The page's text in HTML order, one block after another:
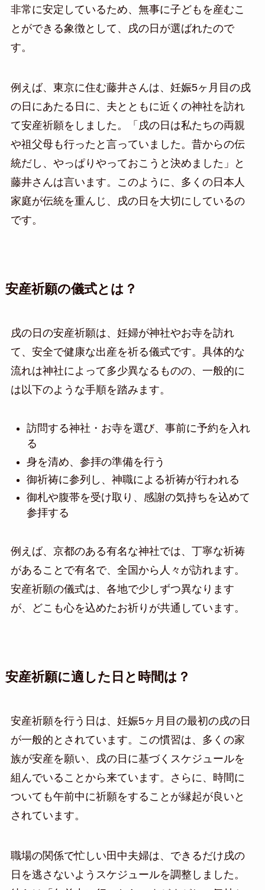
非常に安定しているため、無事に子どもを産むこ
とができる象徴として、戌の日が選ばれたので
す。
例えば、東京に住む藤井さんは、妊娠5ヶ月目の戌
の日にあたる日に、夫とともに近くの神社を訪れ
て安産祈願をしました。「戌の日は私たちの両親
や祖父母も行ったと言っていました。昔からの伝
統だし、やっぱりやっておこうと決めました」と
藤井さんは言います。このように、多くの日本人
家庭が伝統を重んじ、戌の日を大切にしているの
です。
安産祈願の儀式とは？
戌の日の安産祈願は、妊婦が神社やお寺を訪れ
て、安全で健康な出産を祈る儀式です。具体的な
流れは神社によって多少異なるものの、一般的に
は以下のような手順を踏みます。
訪問する神社・お寺を選び、事前に予約を入れ
る
身を清め、参拝の準備を行う
御祈祷に参列し、神職による祈祷が行われる
御札や腹帯を受け取り、感謝の気持ちを込めて
参拝する
例えば、京都のある有名な神社では、丁寧な祈祷
があることで有名で、全国から人々が訪れます。
安産祈願の儀式は、各地で少しずつ異なります
が、どこも心を込めたお祈りが共通しています。
安産祈願に適した日と時間は？
安産祈願を行う日は、妊娠5ヶ月目の最初の戌の日
が一般的とされています。この慣習は、多くの家
族が安産を願い、戌の日に基づくスケジュールを
組んでいることから来ています。さらに、時間に
ついても午前中に祈願をすることが縁起が良いと
されています。
職場の関係で忙しい田中夫婦は、できるだけ戌の
日を逃さないようスケジュールを調整しました。